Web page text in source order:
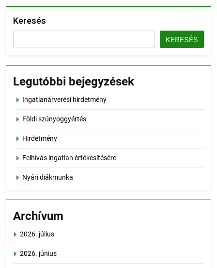
Keresés
KERESÉS
Legutóbbi bejegyzések
Ingatlanárverési hirdetmény
Földi szúnyoggyértés
Hirdetmény
Felhívás ingatlan értékesítésére
Nyári diákmunka
Archívum
2026. július
2026. június